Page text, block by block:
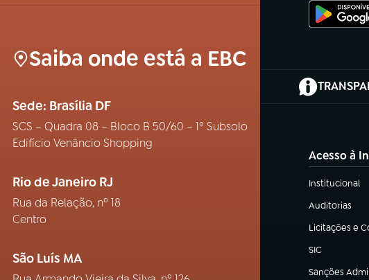
Saiba onde está a EBC
Sede: Brasília DF
SCS – Quadra 08 – Bloco B 50/60 – 1º Subsolo
Edifício Venâncio Shopping
Rio de Janeiro RJ
Rua da Relação, nº 18
Centro
São Luís MA
(abre em
Acesso à
Institucional
(abre em nova
Auditorias
(abre em nova
Licitações e
(abre em
SIC
(abre em nova
Sanções
(abre em